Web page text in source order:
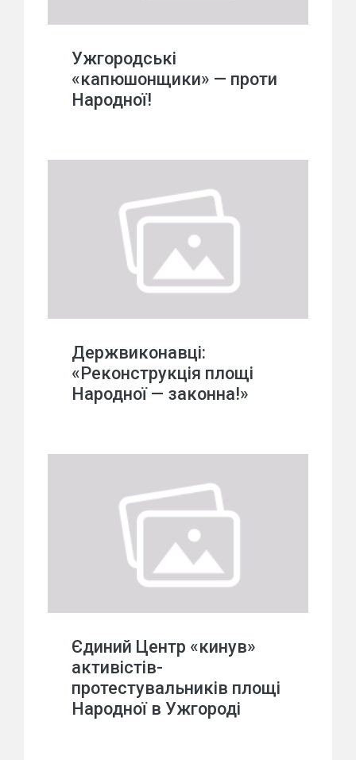
Ужгородські
«капюшонщики» — проти
Народної!
Держвиконавці:
«Реконструкція площі
Народної — законна!»
Єдиний Центр «кинув»
активістів-
протестувальників площі
Народної в Ужгороді